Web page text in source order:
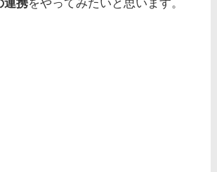
連携をやってみたいと思います。